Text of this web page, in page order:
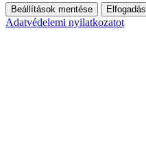
Beállítások mentése Elfogadás
Adatvédelemi nyilatkozatot